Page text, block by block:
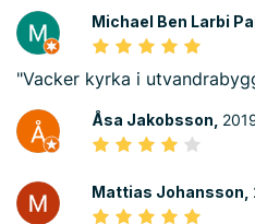
Michael Ben Larbi
"Vacker kyrka i
Åsa Jakobsson,
Mattias Johansson,